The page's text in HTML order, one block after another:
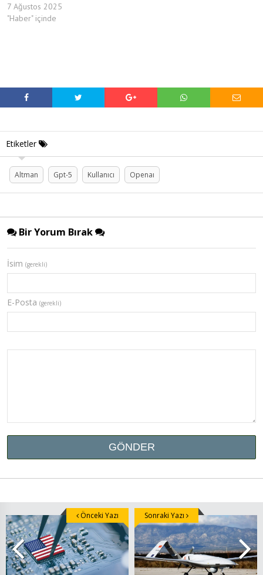
7 Ağustos 2025
"Haber" içinde
Etiketler
Altman Gpt-5 Kullanıcı Openaı
Bir Yorum Bırak
İsim (gerekli)
E-Posta (gerekli)
Önceki Yazı Sonraki Yazı